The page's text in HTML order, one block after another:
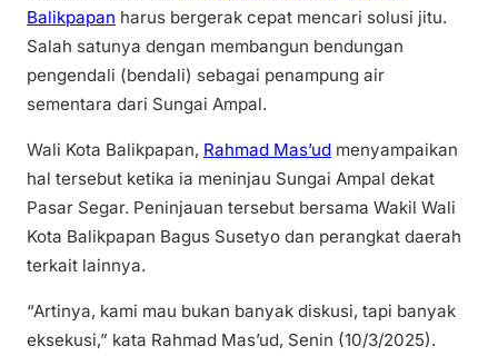
Balikpapan harus bergerak cepat mencari solusi jitu.
Salah satunya dengan membangun bendungan
pengendali (bendali) sebagai penampung air
sementara dari Sungai Ampal.
Wali Kota Balikpapan, Rahmad Mas’ud menyampaikan
hal tersebut ketika ia meninjau Sungai Ampal dekat
Pasar Segar. Peninjauan tersebut bersama Wakil Wali
Kota Balikpapan Bagus Susetyo dan perangkat daerah
terkait lainnya.
“Artinya, kami mau bukan banyak diskusi, tapi banyak
eksekusi,” kata Rahmad Mas’ud, Senin (10/3/2025).